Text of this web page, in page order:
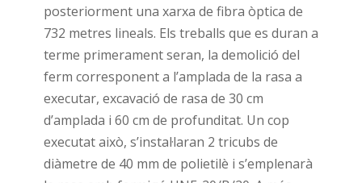
posteriorment una xarxa de fibra òptica de
732 metres lineals. Els treballs que es duran a
terme primerament seran, la demolició del
ferm corresponent a l’amplada de la rasa a
executar, excavació de rasa de 30 cm
d’amplada i 60 cm de profunditat. Un cop
executat això, s’instal·laran 2 tricubs de
diàmetre de 40 mm de polietilè i s’emplenarà